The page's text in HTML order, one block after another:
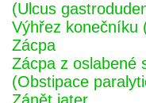
(Ulcus
Výhřez konečníku
Zácpa
Zácpa z oslabené
(Obstipace